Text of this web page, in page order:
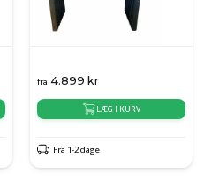
fra 4.899 kr
LÆG I KURV
Fra 1-2 dage